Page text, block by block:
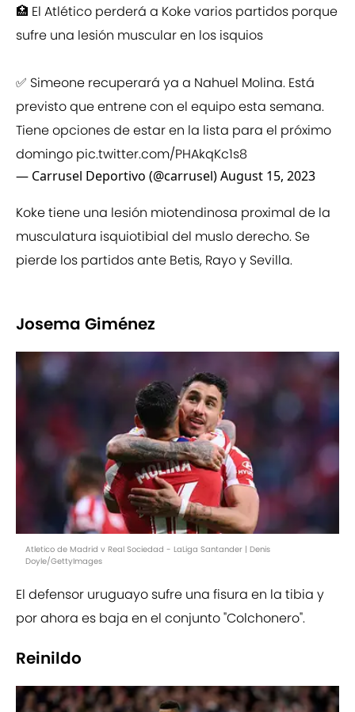
🏥 El Atlético perderá a Koke varios partidos porque
sufre una lesión muscular en los isquios
✅ Simeone recuperará ya a Nahuel Molina. Está
previsto que entrene con el equipo esta semana.
Tiene opciones de estar en la lista para el próximo
domingo pic.twitter.com/PHAkqKc1s8
— Carrusel Deportivo (@carrusel)August 15, 2023
Koke tiene una lesión miotendinosa proximal de la
musculatura isquiotibial del muslo derecho. Se
pierde los partidos ante Betis, Rayo y Sevilla.
Josema Giménez
Atletico de Madrid v Real Sociedad - LaLiga Santander | Denis
Doyle/GettyImages
El defensor uruguayo sufre una fisura en la tibia y
por ahora es baja en el conjunto "Colchonero".
Reinildo